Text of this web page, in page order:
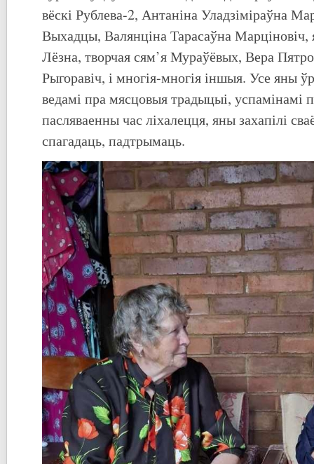
вёскі Рублева-2, Антаніна Уладзіміраўна
Выхадцы, Валянціна Тарасаўна
Лёзна, творчая сям’я Мураўёвых, Вера
Рыгоравіч, і многія-многія іншыя. Усе яны
ведамі пра мясцовыя традыцыі, успамінамі
пасляваенны час ліхалецця, яны захапілі
спагадаць, падтрымаць.